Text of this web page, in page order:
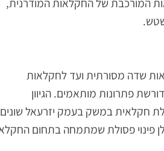
המורכבת של החקלאות המודרנית,
שדה מסורתית ועד לחקלאות
מותאמים. הגיוון
חקלאית במשק בעמק יזרעאל שונים
פסולת שמתמחה בתחום החקלאי